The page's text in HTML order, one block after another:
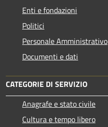
Enti e fondazioni
Politici
Personale Amministrativo
Documenti e dati
CATEGORIE DI SERVIZIO
Anagrafe e stato civile
Cultura e tempo libero